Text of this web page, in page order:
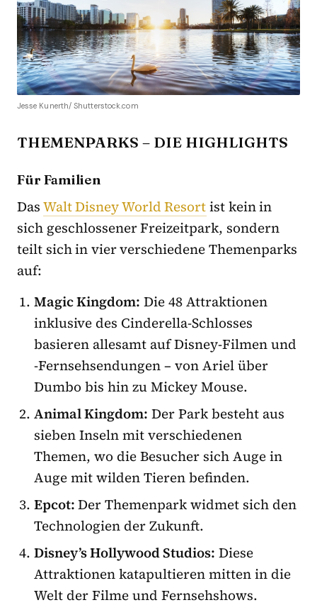
Jesse Kunerth/ Shutterstock.com
THEMENPARKS – DIE HIGHLIGHTS
Für Familien
DasWalt Disney World Resortist kein in
sich geschlossener Freizeitpark, sondern
teilt sich in vier verschiedene Themenparks
auf:
Magic Kingdom: Die 48 Attraktionen
inklusive des Cinderella-Schlosses
basieren allesamt auf Disney-Filmen und
-Fernsehsendungen – von Ariel über
Dumbo bis hin zu Mickey Mouse.
Animal Kingdom: Der Park besteht aus
sieben Inseln mit verschiedenen
Themen, wo die Besucher sich Auge in
Auge mit wilden Tieren befinden.
Epcot:Der Themenpark widmet sich den
Technologien der Zukunft.
Disney’s Hollywood Studios: Diese
Attraktionen katapultieren mitten in die
Welt der Filme und Fernsehshows.